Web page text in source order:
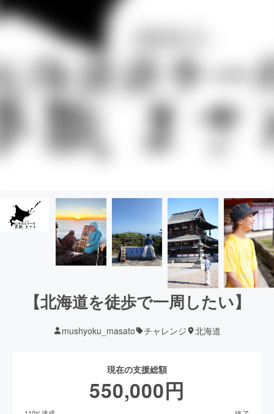
【北海道を徒歩で一周したい】
mushyoku_masato チャレンジ 北海道
現在の支援総額
550,000円